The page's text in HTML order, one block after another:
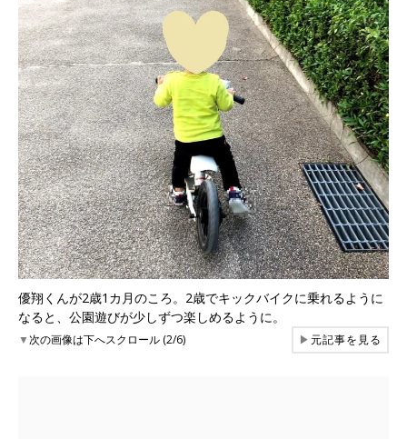
優翔くんが2歳1カ月のころ。2歳でキックバイクに乗れるように
なると、公園遊びが少しずつ楽しめるように。
▼次の画像は下へスクロール (2/6) ▶元記事を見る